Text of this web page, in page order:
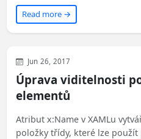
cream in Seattle. Stay tuned
Read more →
WinUI XAML
Jun 26, 2017
Úprava viditelnosti
elementů
Atribut x:Name v XAMLu
položky třídy, které lze